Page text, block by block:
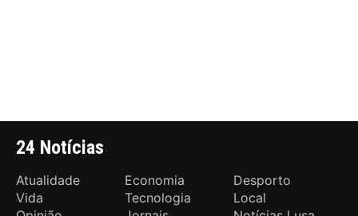
24 Notícias
Atualidade Economia
Desporto
Vida
Tecnologia
Local